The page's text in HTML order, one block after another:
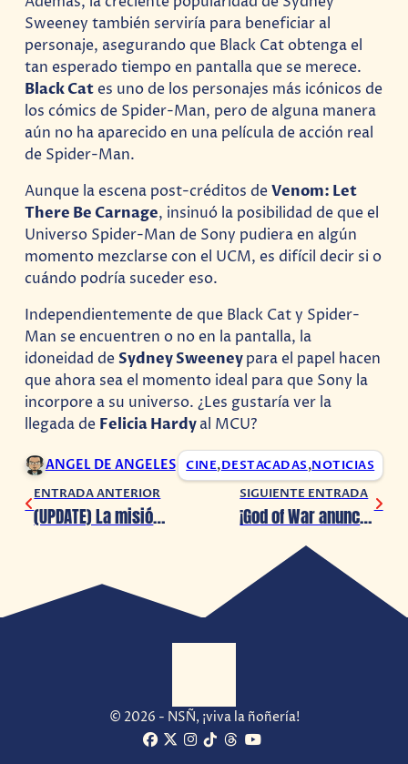
Sweeney también serviría para beneficiar al
personaje, asegurando que Black Cat obtenga el
tan esperado tiempo en pantalla que se merece.
Black Cates uno de los personajes más icónicos de
los cómics de Spider-Man, pero de alguna manera
aún no ha aparecido en una película de acción real
de Spider-Man.
Aunque la escena post-créditos deVenom: Let
There Be Carnage, insinuó la posibilidad de que el
Universo Spider-Man de Sony pudiera en algún
momento mezclarse con el UCM, es difícil decir si o
cuándo podría suceder eso.
Independientemente de que Black Cat y Spider-
Man se encuentren o no en la pantalla, la
idoneidad deSydney Sweeneypara el papel hacen
que ahora sea el momento ideal para que Sony la
incorpore a su universo. ¿Les gustaría ver la
llegada de Felicia Hardyal MCU?
ANGEL DE ANGELES CINE,DESTACADAS,NOTICIAS
ENTRADA ANTERIOR
(UPDATE) La misión de Jabba the Hut en Star Wars Outlaws te va a costar $110 USD
SIGUIENTE ENTRADA
¡God of War anuncia un nuevo juego! (Pero…)
© 2026 - NSÑ, ¡viva la ñoñería!